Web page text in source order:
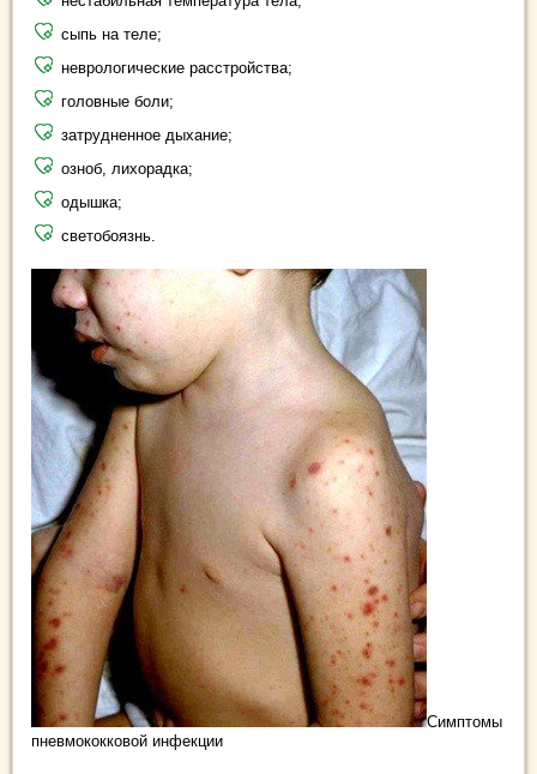
сыпь на теле;
неврологические расстройства;
головные боли;
затрудненное дыхание;
озноб, лихорадка;
одышка;
светобоязнь.
Симптомы
пневмококковой инфекции